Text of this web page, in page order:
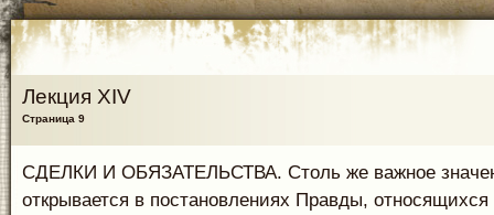
Лекция XIV
Страница 9
СДЕЛКИ И ОБЯЗАТЕЛЬСТВА. Столь же важное
открывается в постановлениях Правды, относящихся